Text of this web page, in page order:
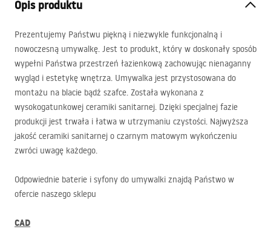
Opis produktu
Prezentujemy Państwu piękną i niezwykle funkcjonalną i
nowoczesną umywalkę. Jest to produkt, który w doskonały sposób
wypełni Państwa przestrzeń łazienkową zachowując nienaganny
wygląd i estetykę wnętrza. Umywalka jest przystosowana do
montażu na blacie bądź szafce. Została wykonana z
wysokogatunkowej ceramiki sanitarnej. Dzięki specjalnej fazie
produkcji jest trwała i łatwa w utrzymaniu czystości. Najwyższa
jakość ceramiki sanitarnej o czarnym matowym wykończeniu
zwróci uwagę każdego.
Odpowiednie baterie i syfony do umywalki znajdą Państwo w
ofercie naszego sklepu
CAD